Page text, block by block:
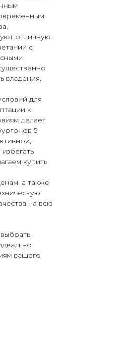
отличную
с
владения.
для
к
делает
5
купить
а также
на всю
вашего